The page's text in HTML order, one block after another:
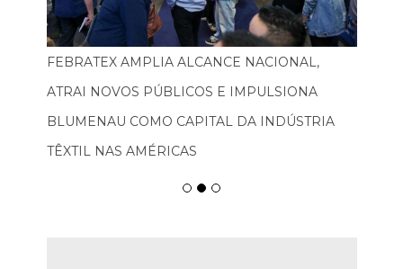
FEBRATEX AMPLIA ALCANCE NACIONAL,
ATRAI NOVOS PÚBLICOS E IMPULSIONA
BLUMENAU COMO CAPITAL DA INDÚSTRIA
TÊXTIL NAS AMÉRICAS